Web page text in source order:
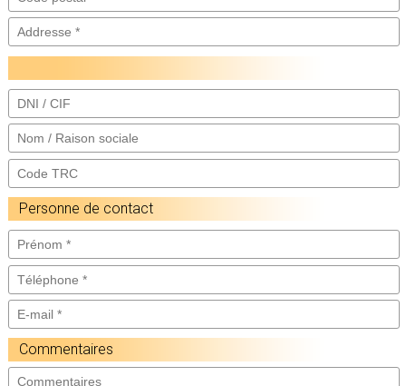
Personne de contact
Commentaires